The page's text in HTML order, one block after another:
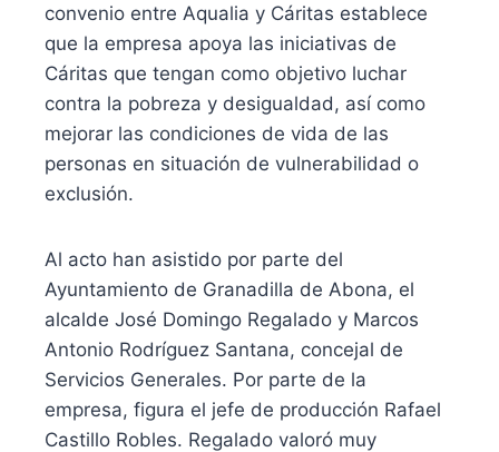
convenio entre Aqualia y Cáritas establece
que la empresa apoya las iniciativas de
Cáritas que tengan como objetivo luchar
contra la pobreza y desigualdad, así como
mejorar las condiciones de vida de las
personas en situación de vulnerabilidad o
exclusión.
Al acto han asistido por parte del
Ayuntamiento de Granadilla de Abona, el
alcalde José Domingo Regalado y Marcos
Antonio Rodríguez Santana, concejal de
Servicios Generales. Por parte de la
empresa, figura el jefe de producción Rafael
Castillo Robles. Regalado valoró muy